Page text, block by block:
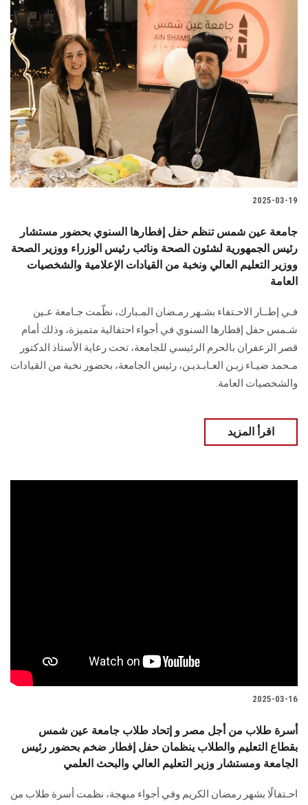
2025-03-19
جامعة عين شمس تنظم حفل إفطارها السنوي بحضور مستشار
رئيس الجمهورية لشئون الصحة ونائب رئيس الوزراء ووزير الصحة
ووزير التعليم العالي ونخبة من القيادات الإعلامية والشخصيات
العامة
فـي إطــار الاحـتفاء بشـهر رمـضان المـبارك، نظّمت جـامعة عـين
شـمس حفل إفطارها السنوي في أجواء احتفالية متميزة، وذلك أمام
قصر الزعفران بالحرم الرئيسي للجامعة، تحت رعاية الأستاذ الدكتور
مـحمد ضيـاء زيـن العـابـديـن، رئيس الجامعة، بحضور نخبة من القيادات
والشخصيات العامة.
اقرأ المزيد
2025-03-16
أسرة طلاب من أجل مصر و إتحاد طلاب جامعة عين شمس
بقطاع التعليم والطلاب ينظمان حفل إفطار ضخم بحضور رئيس
الجامعة ومستشار وزير التعليم العالي والبحث العلمي
احـتفالًا بشهر رمضان الكريم وفي أجواء مبهجة، نظمت أسرة طلاب من